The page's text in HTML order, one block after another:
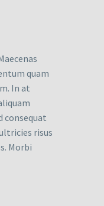
quam
In at
consequat
risus
Morbi